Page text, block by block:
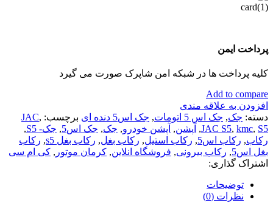
پرداخت ایمن
کلیه پرداخت ها در شبکه امن شاپرک صورت می گیرد
Add to compare
افزودن به علاقه مندی
دسته: جک, جک اس 5 اتومات , جک اس5 دنده ای برچسب: JAC,
JAC S5, kmc, S5
, آپشن, آپشن خودرو, جک, جک اس5 , جک- S5
,
رکاب, رکاب اس5 , رکاب استیل, رکاب بغل, رکاب بغل s5 , رکاب
بغل اس5 , رکاب بیرونی, فروشگاه انلاین, کرمان موتور , کی ام سی
اشتراک گذاری:
توضیحات
نظرات (0)